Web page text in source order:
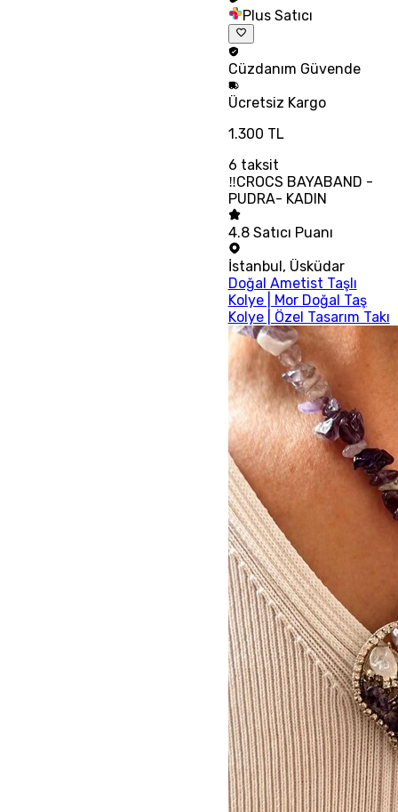
Plus Satıcı
Cüzdanım Güvende
Ücretsiz Kargo
1.300 TL
6 taksit
‼CROCS BAYABAND -
PUDRA- KADIN
4.8 Satıcı Puanı
İstanbul , Üsküdar
Doğal Ametist Taşlı
Kolye | Mor Doğal Taş
Kolye | Özel Tasarım Takı